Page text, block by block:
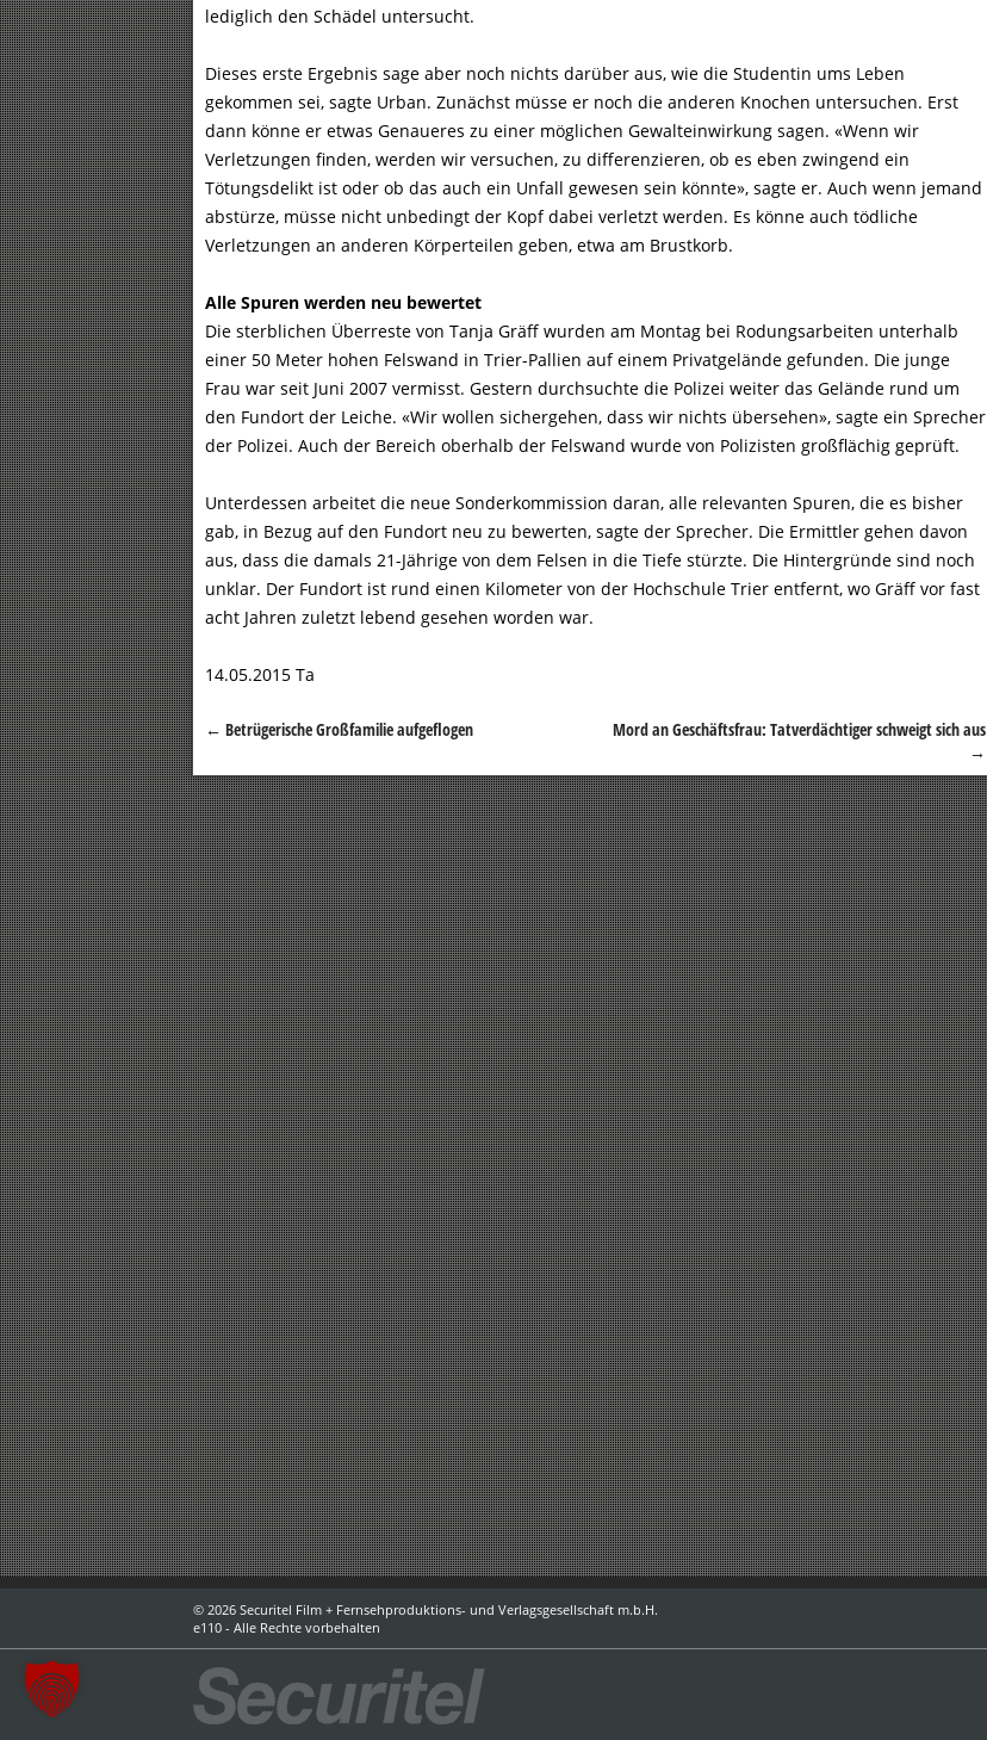
lediglich den Schädel untersucht.
Dieses erste Ergebnis sage aber noch nichts darüber aus, wie die Studentin ums Leben
gekommen sei, sagte Urban. Zunächst müsse er noch die anderen Knochen untersuchen. Erst
dann könne er etwas Genaueres zu einer möglichen Gewalteinwirkung sagen. «Wenn wir
Verletzungen finden, werden wir versuchen, zu differenzieren, ob es eben zwingend ein
Tötungsdelikt ist oder ob das auch ein Unfall gewesen sein könnte», sagte er. Auch wenn jemand
abstürze, müsse nicht unbedingt der Kopf dabei verletzt werden. Es könne auch tödliche
Verletzungen an anderen Körperteilen geben, etwa am Brustkorb.
Alle Spuren werden neu bewertet
Die sterblichen Überreste von Tanja Gräff wurden am Montag bei Rodungsarbeiten unterhalb
einer 50 Meter hohen Felswand in Trier-Pallien auf einem Privatgelände gefunden. Die junge
Frau war seit Juni 2007 vermisst. Gestern durchsuchte die Polizei weiter das Gelände rund um
den Fundort der Leiche. «Wir wollen sichergehen, dass wir nichts übersehen», sagte ein Sprecher
der Polizei. Auch der Bereich oberhalb der Felswand wurde von Polizisten großflächig geprüft.
Unterdessen arbeitet die neue Sonderkommission daran, alle relevanten Spuren, die es bisher
gab, in Bezug auf den Fundort neu zu bewerten, sagte der Sprecher. Die Ermittler gehen davon
aus, dass die damals 21-Jährige von dem Felsen in die Tiefe stürzte. Die Hintergründe sind noch
unklar. Der Fundort ist rund einen Kilometer von der Hochschule Trier entfernt, wo Gräff vor fast
acht Jahren zuletzt lebend gesehen worden war.
14.05.2015 Ta
Beitragsnavigation
← Betrügerische Großfamilie aufgeflogen
Mord an Geschäftsfrau: Tatverdächtiger schweigt sich aus
→
© 2026 Securitel Film + Fernsehproduktions- und Verlagsgesellschaft m.b.H.
e110 - Alle Rechte vorbehalten